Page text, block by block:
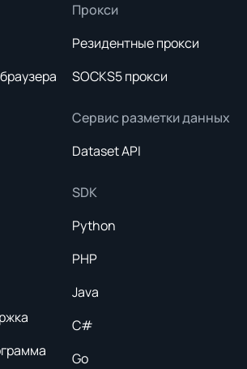
Прокси
Резидентные прокси
SOCKS5 прокси
Сервис разметки данных
Dataset API
SDK
Python
PHP
Java
C#
Go